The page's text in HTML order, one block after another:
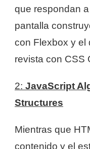
que respondan
pantalla
con Flexbox y el
revista con CSS
2: JavaScript
Structures
Mientras que
contenido y el